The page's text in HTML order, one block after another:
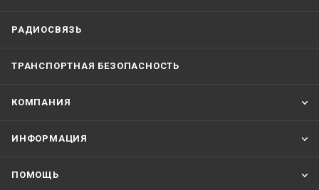
РАДИОСВЯЗЬ
ТРАНСПОРТНАЯ БЕЗОПАСНОСТЬ
КОМПАНИЯ
ИНФОРМАЦИЯ
ПОМОЩЬ